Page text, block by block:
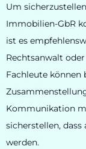
Um
Immobilien-GbR
ist es
Rechtsanwalt
Fachleute können
Kommunikation
sicherstellen,
werden.